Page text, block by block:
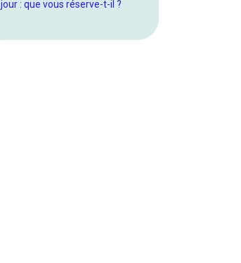
jour : que vous réserve-t-il ?